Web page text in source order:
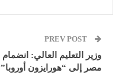
وزير التعليم العالي: انضمام
مصر إلى “هورايزون أوروبا”